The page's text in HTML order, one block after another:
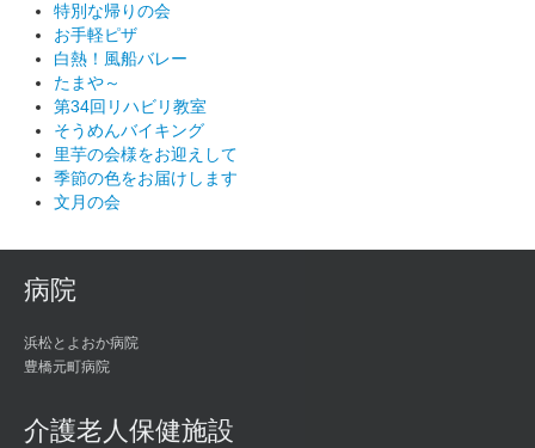
特別な帰りの会
お手軽ピザ
白熱！風船バレー
たまや～
第34回リハビリ教室
そうめんバイキング
里芋の会様をお迎えして
季節の色をお届けします
文月の会
病院
浜松とよおか病院
豊橋元町病院
介護老人保健施設